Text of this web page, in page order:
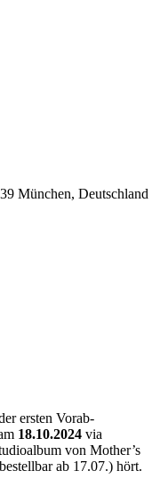
München, Deutschland
ersten Vorab-
18.10.2024 via
von Mother’s
ab 17.07.) hört.